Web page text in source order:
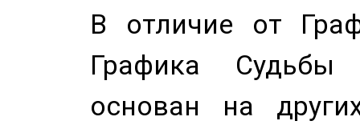
В отличие от
Графика
основан на